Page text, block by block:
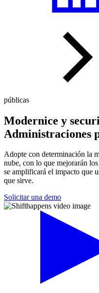
públicas
Modernice y
Administraciones
Adopte con determinación la
nube, con lo que mejorarán
se amplificará el impacto que
que sirve.
Solicitar una demo